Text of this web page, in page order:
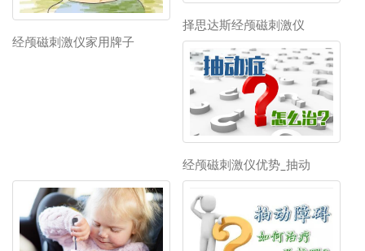
经颅磁刺激仪家用牌子
择思达斯经颅磁刺激仪
经颅磁刺激仪优势_抽动